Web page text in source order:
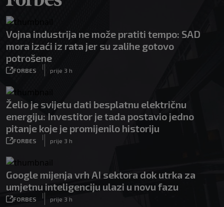
Vojna industrija ne može pratiti tempo: SAD
mora izaći iz rata jer su zalihe gotovo
potrošene
FORBES
|
prije 3 h
Želio je svijetu dati besplatnu električnu
energiju: Investitor je tada postavio jedno
pitanje koje je promijenilo historiju
FORBES
|
prije 3 h
Google mijenja vrh AI sektora dok utrka za
umjetnu inteligenciju ulazi u novu fazu
FORBES
|
prije 3 h